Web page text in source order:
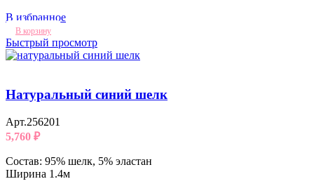
В избранное
В корзину
Быстрый просмотр
Натуральный синий шелк
Арт.256201
5,760 ₽
Состав: 95% шелк, 5% эластан
Ширина 1.4м